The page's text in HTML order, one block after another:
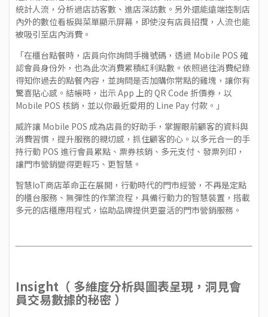
統計人流，分析過店訪客數、進店深訪數。另外還能遠端控制店
內外的數位看板與菜單顯示屏幕，即使沒有店員招攬，人流也能
被吸引至店內消費。
「在櫃台點餐時，店員向你詢問手機號碼，透過 Mobile POS 確
認會員身份外，也為此次消費累積紅利點數。依照過往消費紀錄
得知你過去的點餐內容，並詢問是否加購你常點的雞塊，讓你有
驚喜貼心感。結帳時，出示 App 上的 QR Code 折價券，以
Mobile POS 核銷，並以你最近愛用的 Line Pay 付款。」
威許讓 Mobile POS 成為店員的好助手，掌握眼前顧客的資料與
消費習慣，提升服務的親切感，抓住顧客的心。以多元合一的手
持行動 POS 進行會員累點、票券核銷、多元支付、發票列印，
讓門市營銷變得更輕巧、更智慧。
智慧IoT商店革命正在展開，行動時代的門市經營，不再是定點
的櫃台服務、無彈性的作業流程，具備行動力的智慧裝置，搭載
多元的店櫃應用程式，協助品牌提供更靈活的門市營銷服務。
Insight（ 多維度分析與圖表呈現，洞見會
員交易數據的秘密 ）